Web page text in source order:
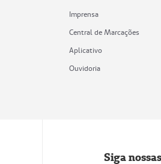
Imprensa
Central de Marcações
Aplicativo
Ouvidoria
Siga